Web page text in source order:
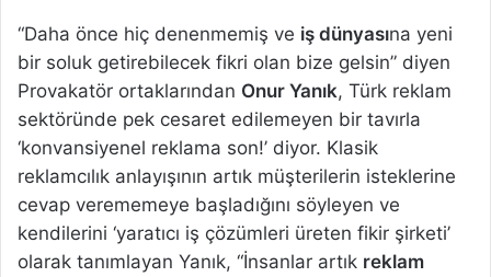
“Daha önce hiç denenmemiş ve iş dünyasına yeni
bir soluk getirebilecek fikri olan bize gelsin” diyen
Provakatör ortaklarından Onur Yanık, Türk reklam
sektöründe pek cesaret edilemeyen bir tavırla
‘konvansiyenel reklama son!’ diyor. Klasik
reklamcılık anlayışının artık müşterilerin isteklerine
cevap verememeye başladığını söyleyen ve
kendilerini ‘yaratıcı iş çözümleri üreten fikir şirketi’
olarak tanımlayan Yanık, “İnsanlar artık reklam